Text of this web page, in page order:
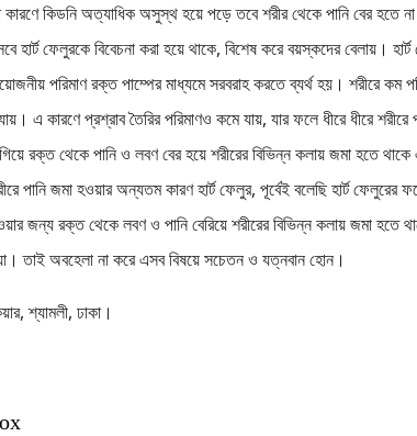
কিডনি অত্যাধিক অসুস্থ হয়ে পড়ে তবে শরীর থেকে পানি বের হতে না
হার্ট ফেলুরকে বিবেচনা করা হয়ে থাকে, বিশেষ করে বয়স্কদের বেলায়।
পরিমাণ রক্ত পাম্পের মাধ্যমে সরবরাহ করতে ব্যর্থ হয়। শরীরে
যায়। এ কারণে প্রশ্রাব তৈরির পরিমাণও কমে যায়, যার ফলে ধীরে ধীরে
রক্ত থেকে পানি ও লবণ বের হয়ে শরীরের বিভিন্ন কলায় জমা হতে
পানি জমা হওয়ার অন্যতম কারণ হার্ট ফেলুর, পূর্বেই বলেছি হার্ট ফেলুরের
জন্য রক্ত থেকে লবণ ও পানি বেরিয়ে শরীরের বিভিন্ন কলায় জমা হতে
তাই অবহেলা না করে এসব বিষয়ে সচেতন ও যত্নবান হোন।
শ্যামলী, ঢাকা।